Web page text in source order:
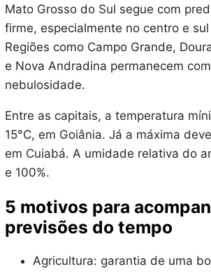
Mato Grosso do Sul segue com
firme, especialmente no centro e
Regiões como Campo Grande,
e Nova Andradina permanecem
nebulosidade.
Entre as capitais, a temperatura
15°C, em Goiânia. Já a máxima
em Cuiabá. A umidade relativa do
e 100%.
5 motivos para
previsões do tempo
Agricultura: garantia de uma